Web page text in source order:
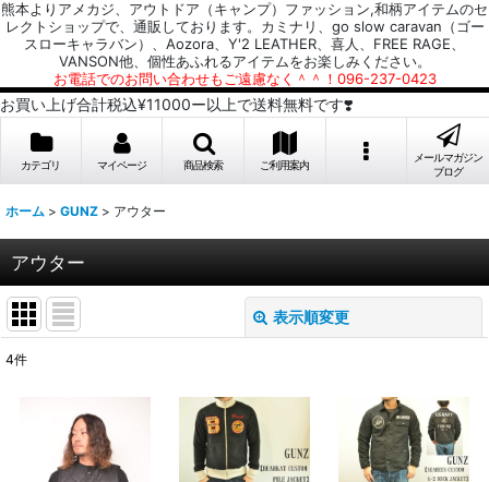
熊本よりアメカジ、アウトドア（キャンプ）ファッション,和柄アイテムのセ
レクトショップで、通販しております。カミナリ、go slow caravan（ゴー
スローキャラバン）、Aozora、Y'2 LEATHER、喜人、FREE RAGE、
VANSON他、個性あふれるアイテムをお楽しみください。
お電話でのお問い合わせもご遠慮なく＾＾！096-237-0423
お買い上げ合計税込¥11000ー以上で送料無料です❣️
カテゴリ マイページ 商品検索 ご利用案内
メールマガジン
ブログ
ホーム > GUNZ > アウター
アウター
表示順変更
並び順:
4件